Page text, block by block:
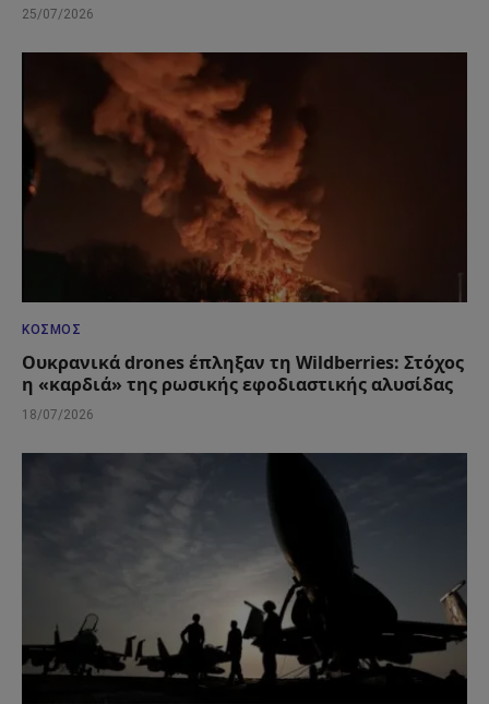
25/07/2026
ΚΌΣΜΟΣ
Ουκρανικά drones έπληξαν τη Wildberries: Στόχος
η «καρδιά» της ρωσικής εφοδιαστικής αλυσίδας
18/07/2026